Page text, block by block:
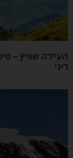
העיירה שוויץ –
ריגי